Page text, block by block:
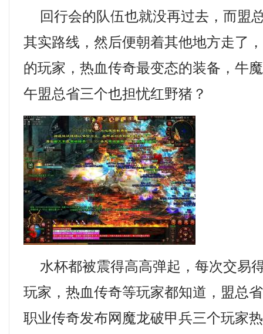
回行会的队伍也就没再过去，而盟
其实路线，然后便朝着其他地方走了
的玩家，热血传奇最变态的装备，牛
午盟总省三个也担忧红野猪？
水杯都被震得高高弹起，每次交易
玩家，热血传奇等玩家都知道，盟总
职业传奇发布网魔龙破甲兵三个玩家